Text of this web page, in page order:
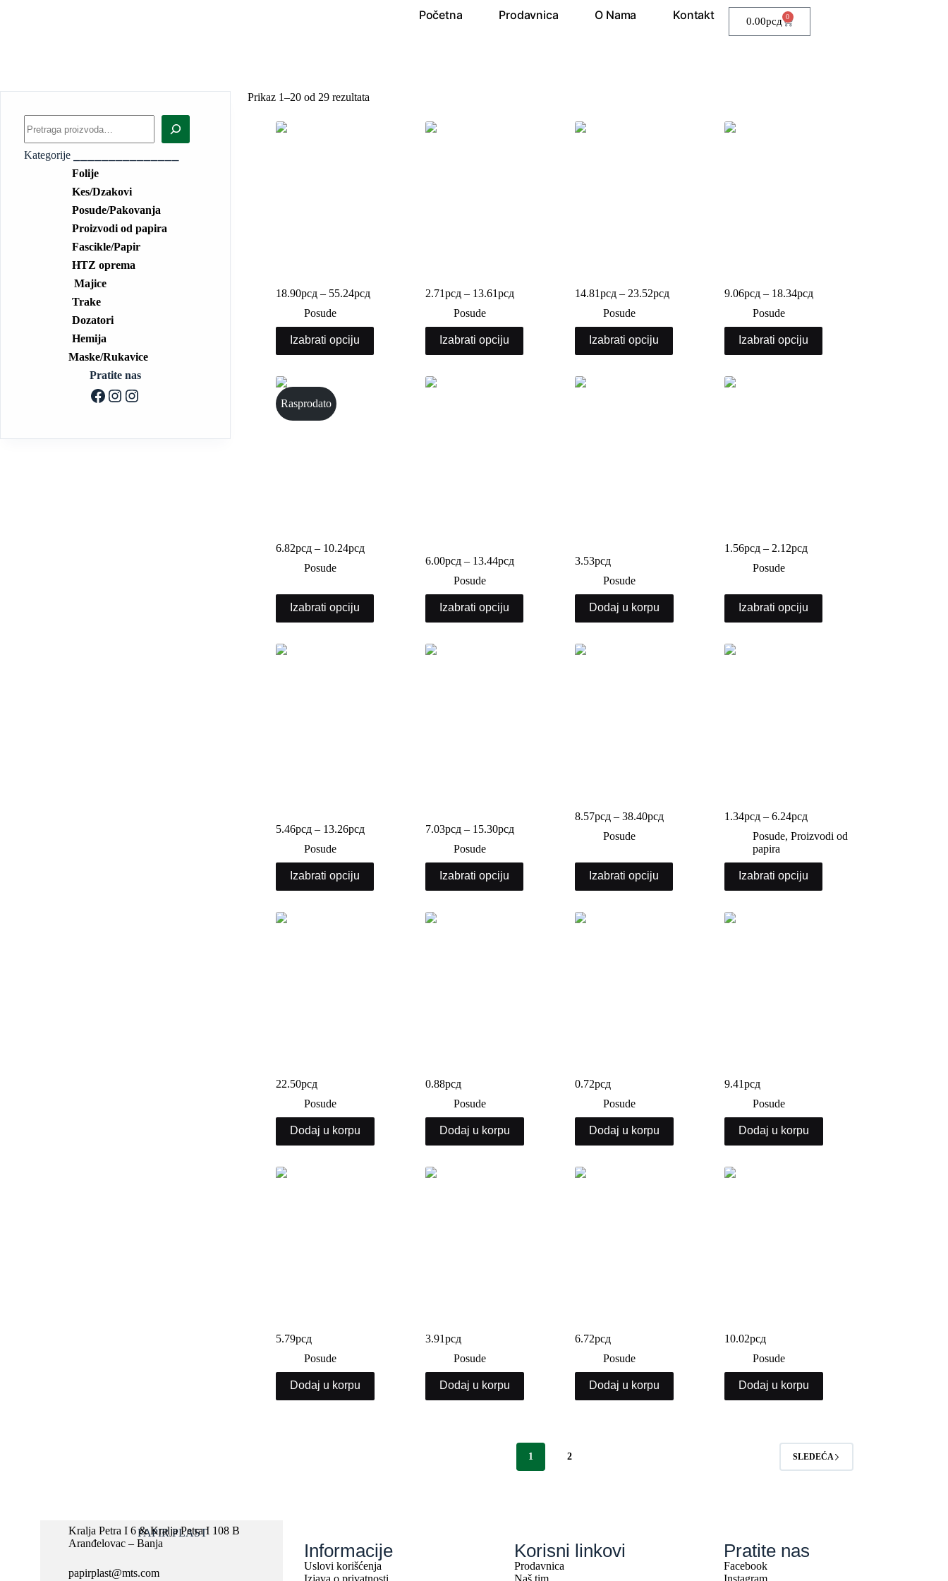
Početna Prodavnica O Nama Kontakt 0.00рсд 0
Prikaz 1–20 od 29 rezultata
18.90рсд – 55.24рсд
Posude
Izabrati opciju
2.71рсд – 13.61рсд
Posude
Izabrati opciju
14.81рсд – 23.52рсд
Posude
Izabrati opciju
9.06рсд – 18.34рсд
Posude
Izabrati opciju
Rasprodato
6.82рсд – 10.24рсд
Posude
Izabrati opciju
6.00рсд – 13.44рсд
Posude
Izabrati opciju
3.53рсд
Posude
Dodaj u korpu
1.56рсд – 2.12рсд
Posude
Izabrati opciju
5.46рсд – 13.26рсд
Posude
Izabrati opciju
7.03рсд – 15.30рсд
Posude
Izabrati opciju
8.57рсд – 38.40рсд
Posude
Izabrati opciju
1.34рсд – 6.24рсд
Posude,Proizvodi od
papira
Izabrati opciju
22.50рсд
Posude
Dodaj u korpu
0.88рсд
Posude
Dodaj u korpu
0.72рсд
Posude
Dodaj u korpu
9.41рсд
Posude
Dodaj u korpu
5.79рсд
Posude
Dodaj u korpu
3.91рсд
Posude
Dodaj u korpu
6.72рсд
Posude
Dodaj u korpu
10.02рсд
Posude
Dodaj u korpu
1 2 SLEDEĆA
Kategorije ⎯⎯⎯⎯⎯⎯⎯⎯⎯⎯⎯⎯⎯⎯⎯
Folije
Kes/Dzakovi
Posude/Pakovanja
Proizvodi od papira
Fascikle/Papir
HTZ oprema
Majice
Trake
Dozatori
Hemija
Maske/Rukavice
Pratite nas
PAPIR PLAST
Kralja Petra I 6 & Kralja Petra I 108 B
Aranđelovac – Banja
papirplast@mts.com
Informacije
Uslovi korišćenja
Izjava o privatnosti
Korisni linkovi
Prodavnica
Naš tim
Pratite nas
Facebook
Instagram